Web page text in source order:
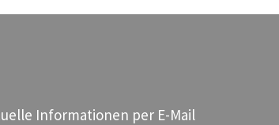
Informationen per E-Mail